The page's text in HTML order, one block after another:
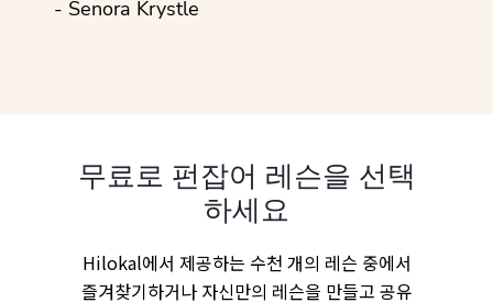
- Senora Krystle
무료로 펀잡어 레슨을 선택
하세요
Hilokal에서 제공하는 수천 개의 레슨 중에서
즐겨찾기하거나 자신만의 레슨을 만들고 공유